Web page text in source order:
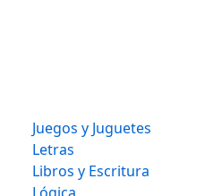
Juegos y Juguetes
Letras
Libros y Escritura
Lógica